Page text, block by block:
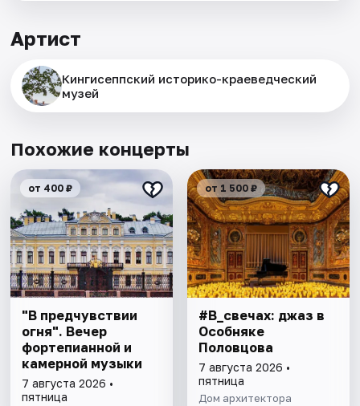
Артист
Кингисеппский историко-краеведческий
музей
Похожие концерты
от 400 ₽
"В предчувствии
огня". Вечер
фортепианной и
камерной музыки
7 августа 2026 •
пятница
от 1 500 ₽
#В_свечах: джаз в
Особняке
Половцова
7 августа 2026 •
пятница
Дом архитектора